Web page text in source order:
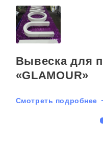
Вывеска для
«GLAМOUR»
Смотреть подробнее